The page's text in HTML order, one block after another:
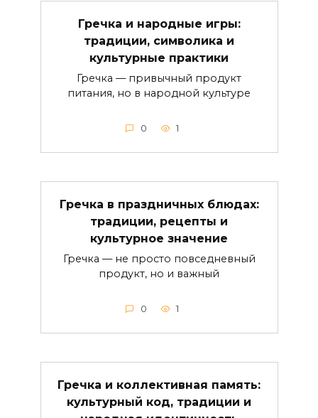
Гречка и народные игры:
традиции, символика и
культурные практики
Гречка — привычный продукт
питания, но в народной культуре
0 1
Гречка в праздничных блюдах:
традиции, рецепты и
культурное значение
Гречка — не просто повседневный
продукт, но и важный
0 1
Гречка и коллективная память:
культурный код, традиции и